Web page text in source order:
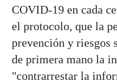
COVID-19 en cada
el protocolo, que la
prevención y riesgos
de primera mano la
"contrarrestar la